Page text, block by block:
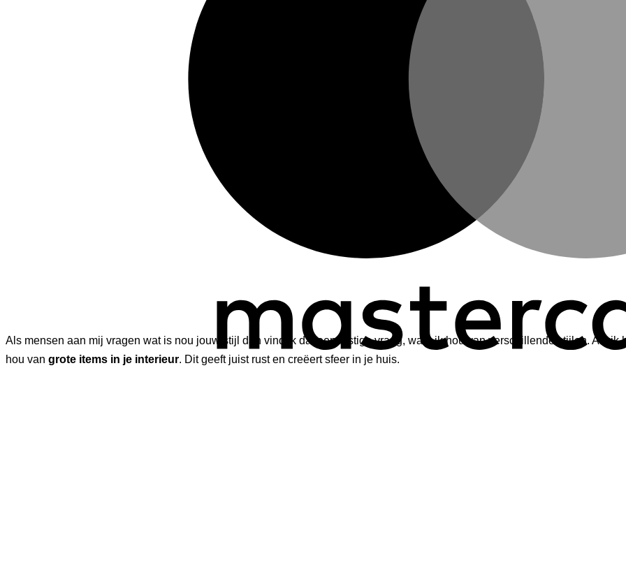
Als mensen aan mij vragen wat is nou jouw stijl dan vind ik dat een lastige vraag, want ik hou van verschillende stijlen. Als
hou van grote items in je interieur. Dit geeft juist rust en creëert sfeer in je huis.